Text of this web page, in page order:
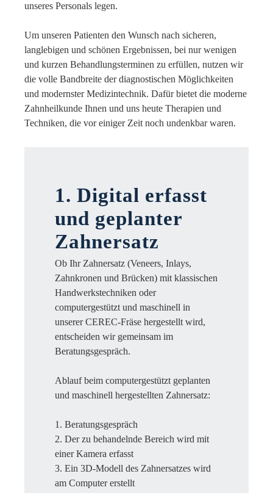
unseres Personals legen.
Um unseren Patienten den Wunsch nach sicheren,
langlebigen und schönen Ergebnissen, bei nur wenigen
und kurzen Behandlungsterminen zu erfüllen, nutzen wir
die volle Bandbreite der diagnostischen Möglichkeiten
und modernster Medizintechnik. Dafür bietet die moderne
Zahnheilkunde Ihnen und uns heute Therapien und
Techniken, die vor einiger Zeit noch undenkbar waren.
1. Digital erfasst
und geplanter
Zahnersatz
Ob Ihr Zahnersatz (Veneers, Inlays,
Zahnkronen und Brücken) mit klassischen
Handwerkstechniken oder
computergestützt und maschinell in
unserer CEREC-Fräse hergestellt wird,
entscheiden wir gemeinsam im
Beratungsgespräch.
Ablauf beim computergestützt geplanten
und maschinell hergestellten Zahnersatz:
1. Beratungsgespräch
2. Der zu behandelnde Bereich wird mit
einer Kamera erfasst
3. Ein 3D-Modell des Zahnersatzes wird
am Computer erstellt